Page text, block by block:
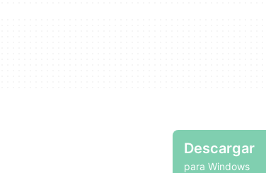
Descargar
para Windows